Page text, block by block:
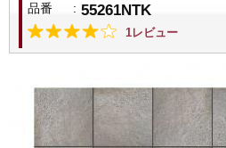
品番 : 55261NTK
1レビュー